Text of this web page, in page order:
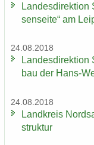
Lan­des­di­rek­ti­on
sen­sei­te“ am
24.08.2018
Lan­des­di­rek­ti­on
bau der Hans-​
24.08.2018
Land­kreis
struk­tur